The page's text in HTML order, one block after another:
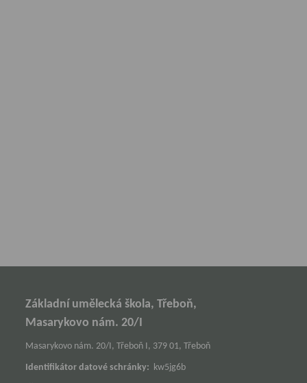
Základní umělecká škola, Třeboň,
Masarykovo nám. 20/I
Masarykovo nám. 20/I, Třeboň I, 379 01, Třeboň
Identifikátor datové schránky: kw5jg6b